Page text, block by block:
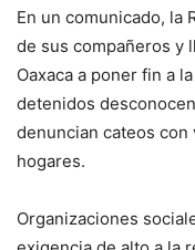
En un comunicado, la
de sus compañeros y
Oaxaca a poner fin a
detenidos
denuncian cateos con
hogares.
Organizaciones